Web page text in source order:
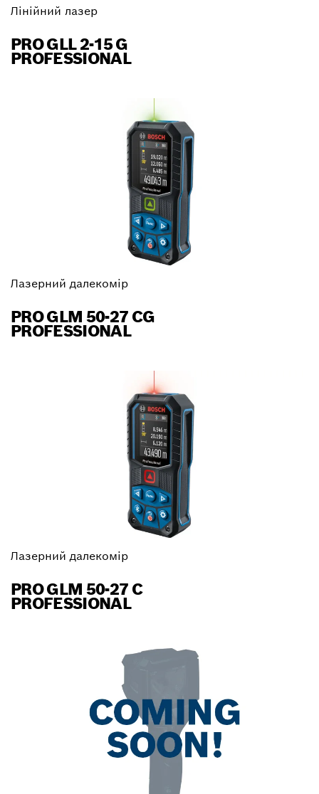
Лінійний лазер
PRO GLL 2-15 G
PROFESSIONAL
Лазерний далекомір
PRO GLM 50-27 CG
PROFESSIONAL
Лазерний далекомір
PRO GLM 50-27 C
PROFESSIONAL